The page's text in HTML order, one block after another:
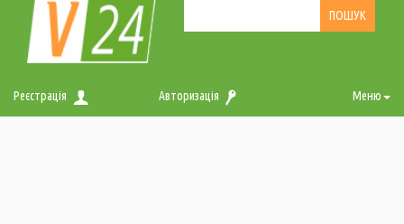
Реєстрація Авторизація Меню